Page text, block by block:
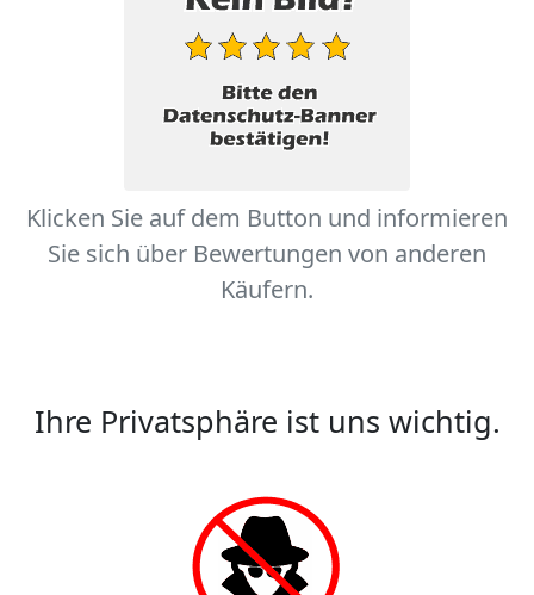
Klicken Sie auf dem Button und informieren
Sie sich über Bewertungen von anderen
Käufern.
Ihre Privatsphäre ist uns wichtig.